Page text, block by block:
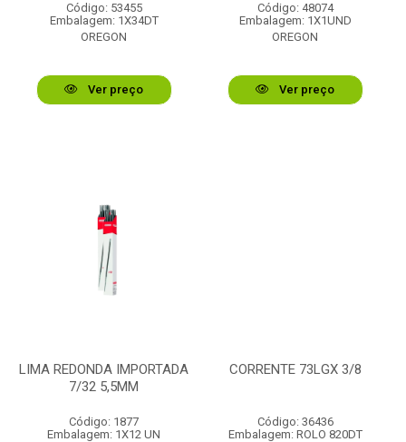
Código: 53455
Embalagem: 1X34DT
OREGON
Ver preço
Código: 48074
Embalagem: 1X1UND
OREGON
Ver preço
LIMA REDONDA IMPORTADA
7/32 5,5MM
Código: 1877
Embalagem: 1X12 UN
CORRENTE 73LGX 3/8
Código: 36436
Embalagem: ROLO 820DT